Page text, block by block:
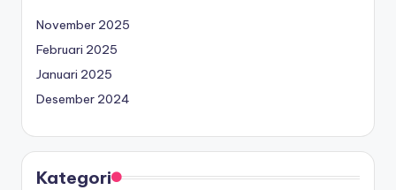
November 2025
Februari 2025
Januari 2025
Desember 2024
Kategori